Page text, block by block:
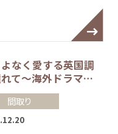
なく愛する英国調
て～海外ドラマ…
間取り